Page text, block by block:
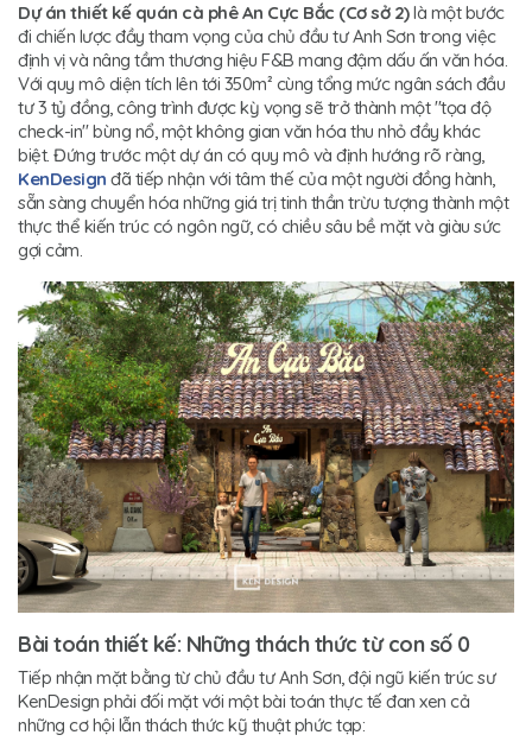
Dự án thiết kế quán cà phê An Cực Bắc (Cơ sở 2)là một bước
đi chiến lược đầy tham vọng của chủ đầu tư Anh Sơn trong việc
định vị và nâng tầm thương hiệu F&B mang đậm dấu ấn văn hóa.
Với quy mô diện tích lên tới 350m² cùng tổng mức ngân sách đầu
tư 3 tỷ đồng, công trình được kỳ vọng sẽ trở thành một "tọa độ
check-in" bùng nổ, một không gian văn hóa thu nhỏ đầy khác
biệt. Đứng trước một dự án có quy mô và định hướng rõ ràng,
KenDesign đã tiếp nhận với tâm thế của một người đồng hành,
sẵn sàng chuyển hóa những giá trị tinh thần trừu tượng thành một
thực thể kiến trúc có ngôn ngữ, có chiều sâu bề mặt và giàu sức
gợi cảm.
Bài toán thiết kế: Những thách thức từ con số 0
Tiếp nhận mặt bằng từ chủ đầu tư Anh Sơn, đội ngũ kiến trúc sư
KenDesign phải đối mặt với một bài toán thực tế đan xen cả
những cơ hội lẫn thách thức kỹ thuật phức tạp: